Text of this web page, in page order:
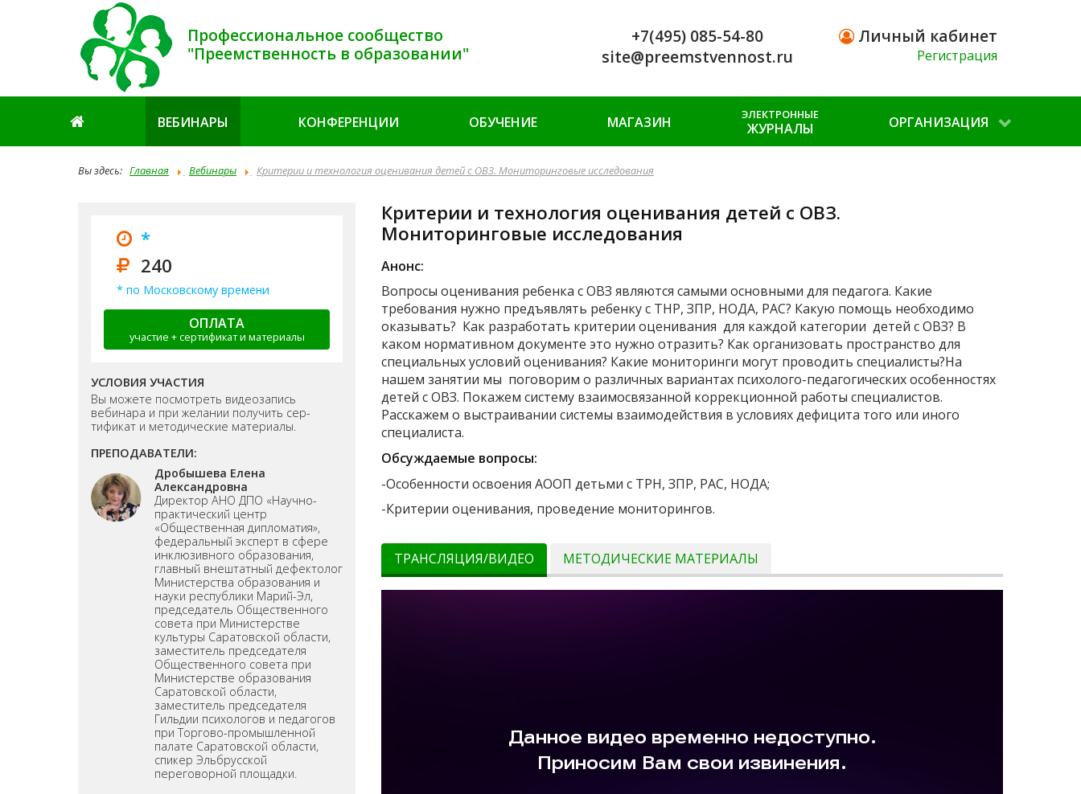
Профессиональное сообщество
"Преемственность в образовании"
+7(495) 085-54-80
site@preemstvennost.ru
Личный кабинет
Регистрация
ВЕБИНАРЫ КОНФЕРЕНЦИИ ОБУЧЕНИЕ МАГАЗИН ЭЛЕКТРОННЫЕ
ЖУРНАЛЫ ОРГАНИЗАЦИЯ
Вы здесь: Главная Вебинары Критерии и технология оценивания детей с ОВЗ. Мониторинговые исследования
*
240
* по Московскому времени
ОПЛАТА
участие + сертификат и материалы
УСЛОВИЯ УЧАСТИЯ
Вы можете посмотреть видеозапись
вебинара и при желании получить сер-
тификат и методические материалы.
ПРЕПОДАВАТЕЛИ:
Дробышева Елена
Александровна
Директор АНО ДПО «Научно-
практический центр
«Общественная дипломатия»,
федеральный эксперт в сфере
инклюзивного образования,
главный внештатный дефектолог
Министерства образования и
науки республики Марий-Эл,
председатель Общественного
совета при Министерстве
культуры Саратовской области,
заместитель председателя
Общественного совета при
Министерстве образования
Саратовской области,
заместитель председателя
Гильдии психологов и педагогов
при Торгово-промышленной
палате Саратовской области,
спикер Эльбрусской
переговорной площадки.
Критерии и технология оценивания детей с ОВЗ.
Мониторинговые исследования
Анонс:
Вопросы оценивания ребенка с ОВЗ являются самыми основными для педагога. Какие
требования нужно предъявлять ребенку с ТНР, ЗПР, НОДА, РАС? Какую помощь необходимо
оказывать? Как разработать критерии оценивания для каждой категории детей с ОВЗ? В
каком нормативном документе это нужно отразить? Как организовать пространство для
специальных условий оценивания? Какие мониторинги могут проводить специалисты?На
нашем занятии мы поговорим о различных вариантах психолого-педагогических особенностях
детей с ОВЗ. Покажем систему взаимосвязанной коррекционной работы специалистов.
Расскажем о выстраивании системы взаимодействия в условиях дефицита того или иного
специалиста.
Обсуждаемые вопросы:
-Особенности освоения АООП детьми с ТРН, ЗПР, РАС, НОДА;
-Критерии оценивания, проведение мониторингов.
ТРАНСЛЯЦИЯ/ВИДЕО МЕТОДИЧЕСКИЕ МАТЕРИАЛЫ